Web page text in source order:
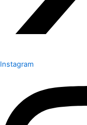
Instagram